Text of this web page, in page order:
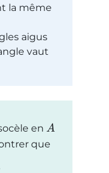
la même
aigus
vaut
enA
que